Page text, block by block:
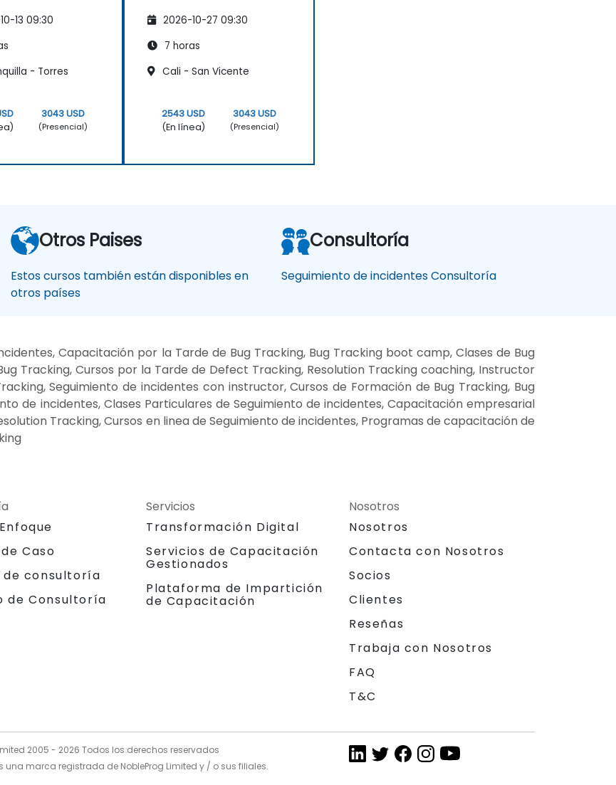
13 09:30
- Torres
3043 USD
(Presencial)
2026-10-27 09:30
7 horas
Cali - San Vicente
2543 USD
(En línea)
3043 USD
(Presencial)
Otros Paises
Estos cursos también están disponibles en
otros países
Consultoría
Seguimiento de incidentes Consultoría
Capacitación por la Tarde de Bug Tracking, Bug Tracking boot camp, Clases de Bug
Tracking, Cursos por la Tarde de Defect Tracking, Resolution Tracking coaching, Instructor
Seguimiento de incidentes con instructor, Cursos de Formación de Bug Tracking, Bug
de incidentes, Clases Particulares de Seguimiento de incidentes, Capacitación empresarial
Tracking, Cursos en linea de Seguimiento de incidentes, Programas de capacitación de
Caso
de consultoría
de Consultoría
Servicios
Transformación Digital
Servicios de Capacitación
Gestionados
Plataforma de Impartición
de Capacitación
Nosotros
Nosotros
Contacta con Nosotros
Socios
Clientes
Reseñas
Trabaja con Nosotros
FAQ
T&C
2005 - 2026 Todos los derechos reservados
una marca registrada de NobleProg Limited y / o sus filiales.